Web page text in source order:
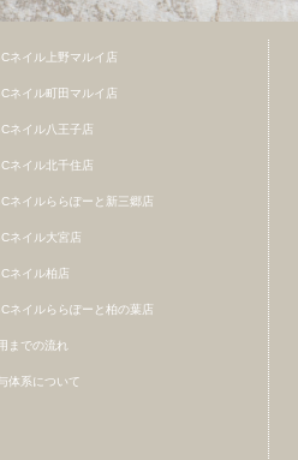
ネイル上野マルイ店
ネイル町田マルイ店
ネイル八王子店
ネイル北千住店
ネイルららぽーと新三郷店
ネイル大宮店
ネイル柏店
ネイルららぽーと柏の葉店
までの流れ
体系について